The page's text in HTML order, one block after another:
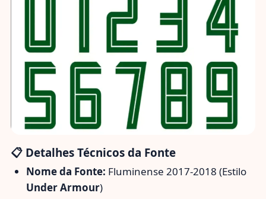
📋 Detalhes Técnicos da Fonte
Nome da Fonte: Fluminense 2017-2018 (Estilo
Under Armour)